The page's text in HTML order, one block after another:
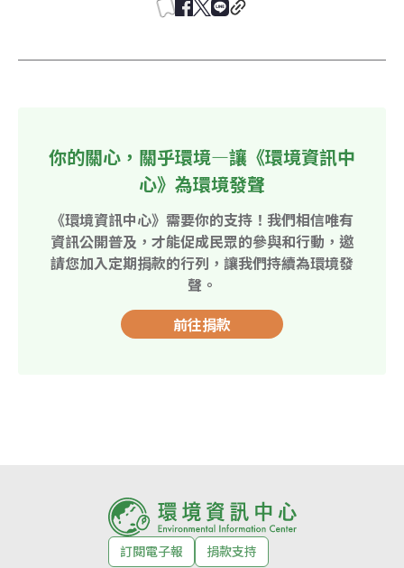
你的關心，關乎環境—讓《環境資訊中
心》為環境發聲
《環境資訊中心》需要你的支持！我們相信唯有
資訊公開普及，才能促成民眾的參與和行動，邀
請您加入定期捐款的行列，讓我們持續為環境發
聲。
前往捐款
訂閱電子報
捐款支持